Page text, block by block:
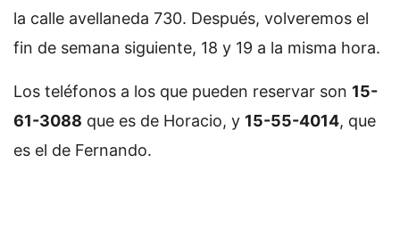
la calle avellaneda 730. Después, volveremos el
fin de semana siguiente, 18 y 19 a la misma hora.
Los teléfonos a los que pueden reservar son 15-
61-3088 que es de Horacio, y 15-55-4014, que
es el de Fernando.